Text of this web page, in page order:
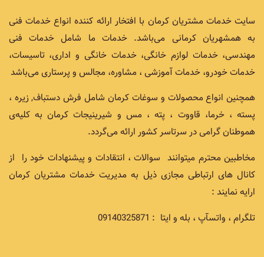
سایت خدمات مشتریان کرمان با افتخار ارائه کننده انواع خدمات فنی
به همشهریان کرمانی می‌باشد. خدمات ما شامل خدمات فنی
مهندسی، خدمات لوازم خانگی، خدمات خانگی و اداری، تاسیسات،
خدمات خودرو، خدمات آموزشی ، مشاوره، مجالس و پرستاری می‌باشد
همچنین انواع محصولات و سوغات کرمان شامل فرش دستباف, زیره ،
پسته ، خرما، قاووت ، پته ، مس و شیرینیجات کرمان به کلیه‌ی
هموطنان گرامی در سرتاسر کشور ارائه می‌گردد.
مخاطبین محترم میتوانند سوالات ، انتقادات و پیشنهادات خود را از
کانال های ارتباطی مجازی ذیل به مدیریت خدمات مشتریان کرمان
ارایه نمایند :
تلگرام ، واتسآپ ، بله و ایتا : 09140325871